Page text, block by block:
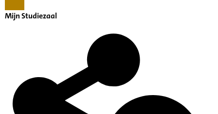
Mijn Studiezaal